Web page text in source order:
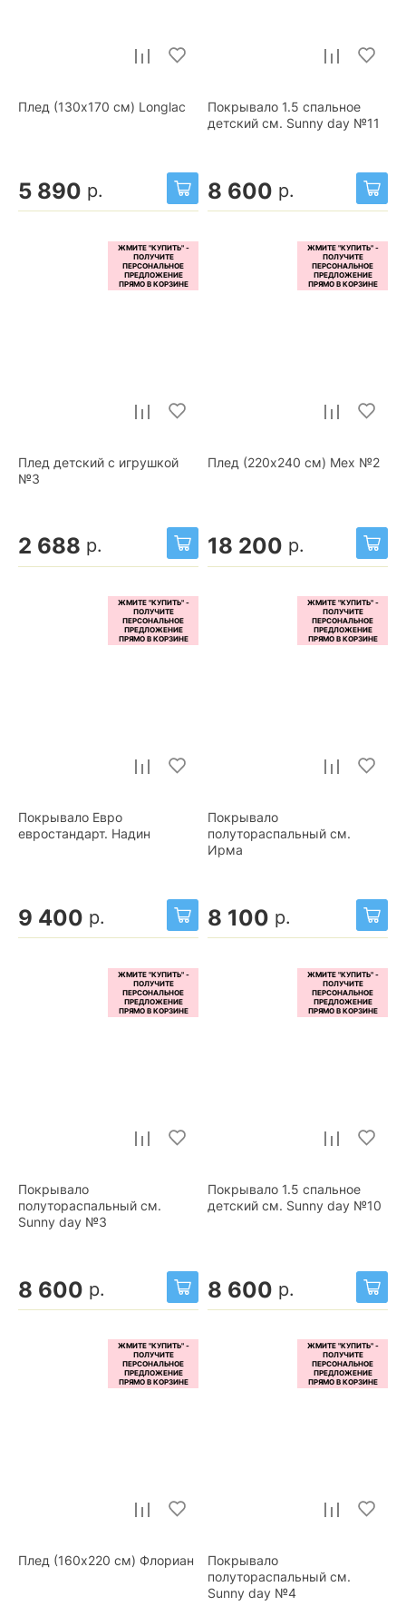
Плед (130x170 см) Longlac
5 890 р.
Покрывало 1.5 спальное
детский см. Sunny day №11
8 600 р.
Плед детский с игрушкой
№3
2 688 р.
Плед (220x240 см) Мех №2
18 200 р.
Покрывало Евро
евростандарт. Надин
9 400 р.
Покрывало
полутораспальный см.
Ирма
8 100 р.
Покрывало
полутораспальный см.
Sunny day №3
8 600 р.
Покрывало 1.5 спальное
детский см. Sunny day №10
8 600 р.
Плед (160x220 см) Флориан
Покрывало
полутораспальный см.
Sunny day №4